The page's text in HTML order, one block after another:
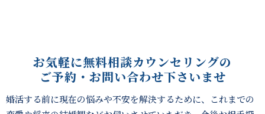
お気軽に無料相談カウンセリングの
ご予約・お問い合わせ下さいませ
婚活する前に現在の悩みや不安を解決するために、これまでの